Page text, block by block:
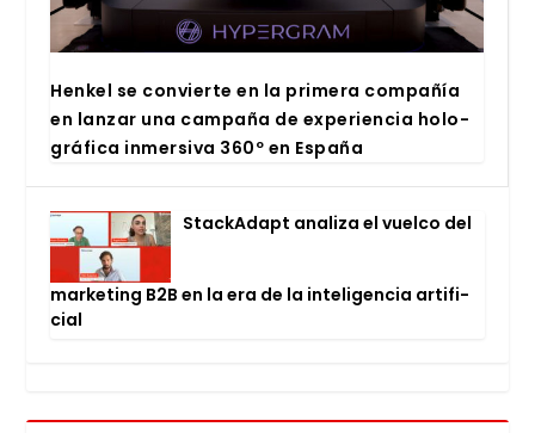
Hen­kel se con­vier­te en la pri­me­ra com­pa­ñía
en lan­zar una cam­pa­ña de expe­rien­cia holo­
grá­fi­ca inmer­si­va 360º en Espa­ña
Stac­kA­dapt ana­li­za el vuel­co del
mar­ke­ting B2B en la era de la inte­li­gen­cia arti­fi­
cial